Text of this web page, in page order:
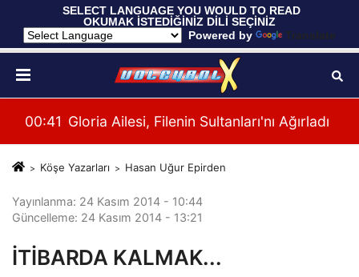
SELECT LANGUAGE YOU WOULD TO READ
OKUMAK İSTEDİĞİNİZ DİLİ SEÇİNİZ
Powered by
Translate
00:41 Gloria Ailesi, Filenin Sultanları'nı Ağırladı
Köşe Yazarları Hasan Uğur Epirden
Yayınlanma: 24 Kasım 2014 - 10:44
Güncelleme: 24 Kasım 2014 - 13:21
İTİBARDA KALMAK...